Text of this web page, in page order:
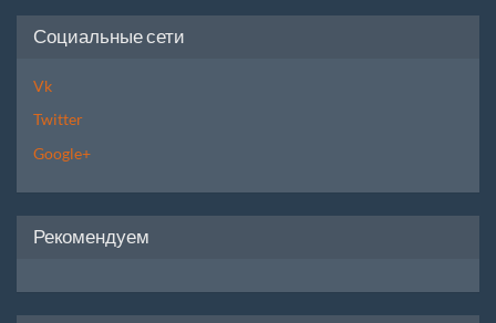
Социальные сети
Vk
Twitter
Google+
Рекомендуем